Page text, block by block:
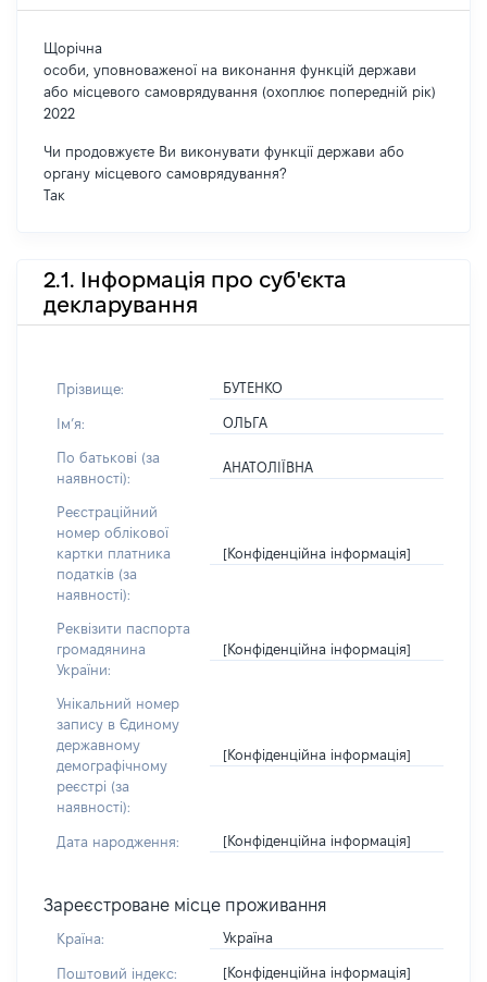
Щорічна
особи, уповноваженої на виконання функцій держави
або місцевого самоврядування (охоплює попередній рік)
2022
Чи продовжуєте Ви виконувати функції держави або
органу місцевого самоврядування?
Так
2.1. Інформація про суб'єкта
декларування
Прізвище: БУТЕНКО
Імʼя: ОЛЬГА
По батькові (за
наявності):
АНАТОЛІЇВНА
Реєстраційний
номер облікової
картки платника
податків (за
наявності):
[Конфіденційна інформація]
Реквізити паспорта
громадянина
України:
[Конфіденційна інформація]
Унікальний номер
запису в Єдиному
державному
демографічному
реєстрі (за
наявності):
[Конфіденційна інформація]
Дата народження: [Конфіденційна інформація]
Зареєстроване місце проживання
Країна: Україна
Поштовий індекс: [Конфіденційна інформація]